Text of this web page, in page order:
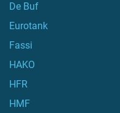
De Buf
Eurotank
Fassi
HAKO
HFR
HMF